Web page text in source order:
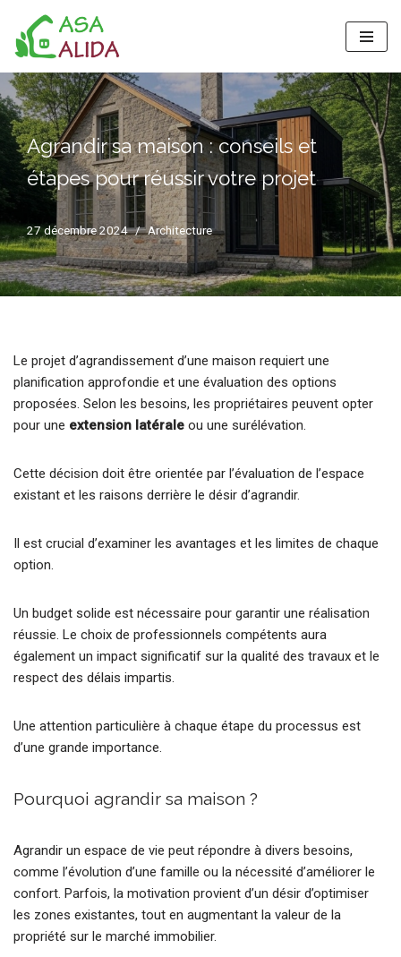
Aller
au
contenu
Agrandir sa maison : conseils et
étapes pour réussir votre projet
27 décembre 2024 Architecture
Le projet d’agrandissement d’une maison requiert une
planification approfondie et une évaluation des options
proposées. Selon les besoins, les propriétaires peuvent opter
pour une extension latérale ou une surélévation.
Cette décision doit être orientée par l’évaluation de l’espace
existant et les raisons derrière le désir d’agrandir.
Il est crucial d’examiner les avantages et les limites de chaque
option.
Un budget solide est nécessaire pour garantir une réalisation
réussie. Le choix de professionnels compétents aura
également un impact significatif sur la qualité des travaux et le
respect des délais impartis.
Une attention particulière à chaque étape du processus est
d’une grande importance.
Pourquoi agrandir sa maison ?
Agrandir un espace de vie peut répondre à divers besoins,
comme l’évolution d’une famille ou la nécessité d’améliorer le
confort. Parfois, la motivation provient d’un désir d’optimiser
les zones existantes, tout en augmentant la valeur de la
propriété sur le marché immobilier.